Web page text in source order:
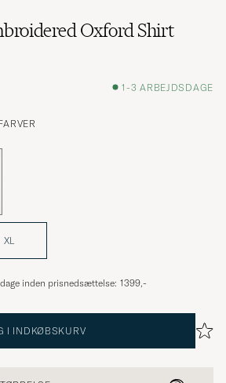
Oxford Shirt
1-3 ARBEJDSDAGE
XL
inden prisnedsættelse: 1399,-
I INDKØBSKURV